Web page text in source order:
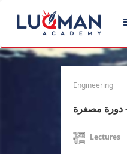
Engineering
Lectures